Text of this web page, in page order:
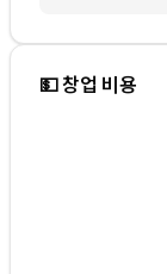
💵 창업 비용